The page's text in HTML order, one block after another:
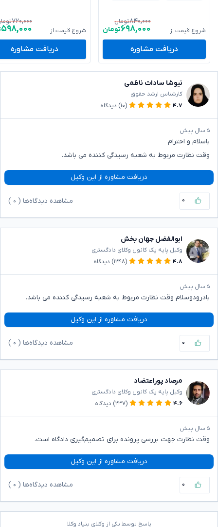
شروع قیمت از
۸۴۰,۰۰۰تومان
۶۹۸,۰۰۰تومان
دریافت مشاوره
شروع قیمت از
۷۲۰,۰۰۰
۵۹۸,۰۰۰
دریافت مشاوره
نیوشا سادات ناظمی
کارشناس ارشد حقوق
۴.۷
(۱۰) دیدگاه
۵ سال پیش
باسلام و احترام
وقت نظارت مربوط به شعبه رسیدگی کننده می باشد.
دریافت مشاوره از این وکیل
۰ مشاهده دیدگاه‌ها ( ۰
ابوالفضل جهان بخش
وکیل پایه یک کانون وکلای دادگستری
۴.۸
(۱۲۴۸) دیدگاه
۵ سال پیش
بادرودوسلام وقت نظارت مربوط به شعبه رسیدگی کننده می باشد.
دریافت مشاوره از این وکیل
۰ مشاهده دیدگاه‌ها ( ۰
مرصاد پوراعتضاد
وکیل پایه یک کانون وکلای دادگستری
۴.۶
(۲۳۷) دیدگاه
۵ سال پیش
وقت نظارت جهت بررسی پرونده برای تصمیم‌گیری دادگاه است.
دریافت مشاوره از این وکیل
۰ مشاهده دیدگاه‌ها ( ۰
پاسخ توسط یکی از وکلای بنیاد وکلا